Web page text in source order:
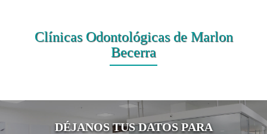
Clínicas Odontológicas de Marlon
Becerra
DÉJANOS TUS DATOS PARA